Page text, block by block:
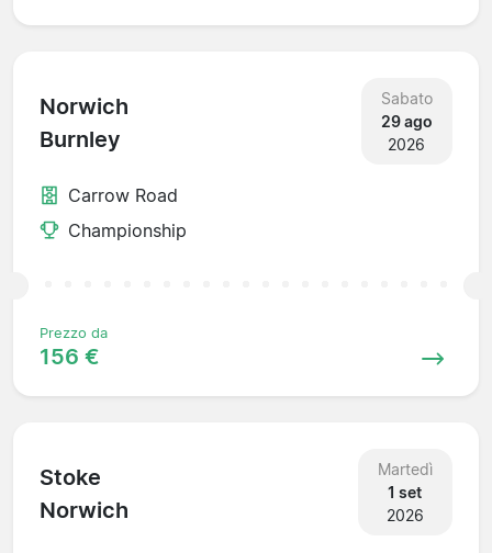
Norwich
Burnley
Sabato
29 ago
2026
Carrow Road
Championship
Prezzo da
156 €
Stoke
Norwich
Martedì
1 set
2026